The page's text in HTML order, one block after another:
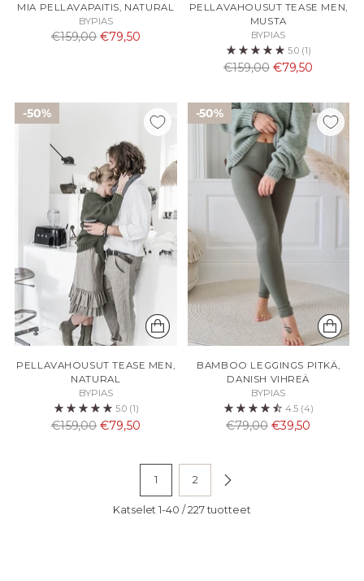
MIA PELLAVAPAITIS, NATURAL
BYPIAS
Normaali
€159,00 €79,50
PELLAVAHOUSUT TEASE MEN,
MUSTA
BYPIAS
5.0 (1)
Normaali
€159,00 €79,50
50%
PELLAVAHOUSUT TEASE MEN,
NATURAL
BYPIAS
5.0 (1)
Normaali
€159,00 €79,50
50%
BAMBOO LEGGINGS PITKÄ,
DANISH VIHREÄ
BYPIAS
4.5 (4)
Normaali
€79,00 €39,50
1 2
Katselet 1-40 / 227 tuotteet